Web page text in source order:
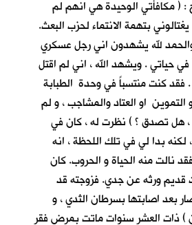
: ( مكافأتي الوحيدة هي انهم لم
بتهمة الانتماء لحزب البعث.
لله يشهدون اني رجل عسكري
حياتي . ويشهد الله ، اني لم اقتل
فقد كنت منتسباً في وحدة الطبابة
التموين او العتاد والمشاجب ، و لم
هل تصدق ؟ ) نظرت له ، كان في
بدا لي في تلك اللحظة ، انه
نالت منه الحياة و الحروب. كان
ورثه عن جدي. فزوجته قد
بعد اصابتها بسرطان الثدي ، و
) ذات العشر سنوات ماتت بمرض فقر